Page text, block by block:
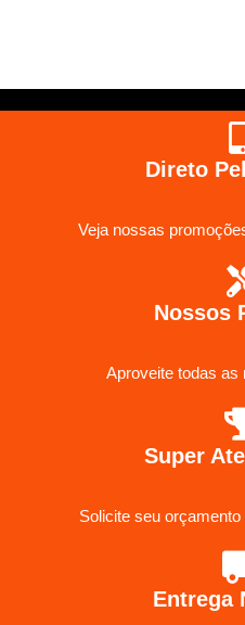
Direto
Veja nossas
Nossos
Aproveite todas
Super
Solicite seu
Entrega